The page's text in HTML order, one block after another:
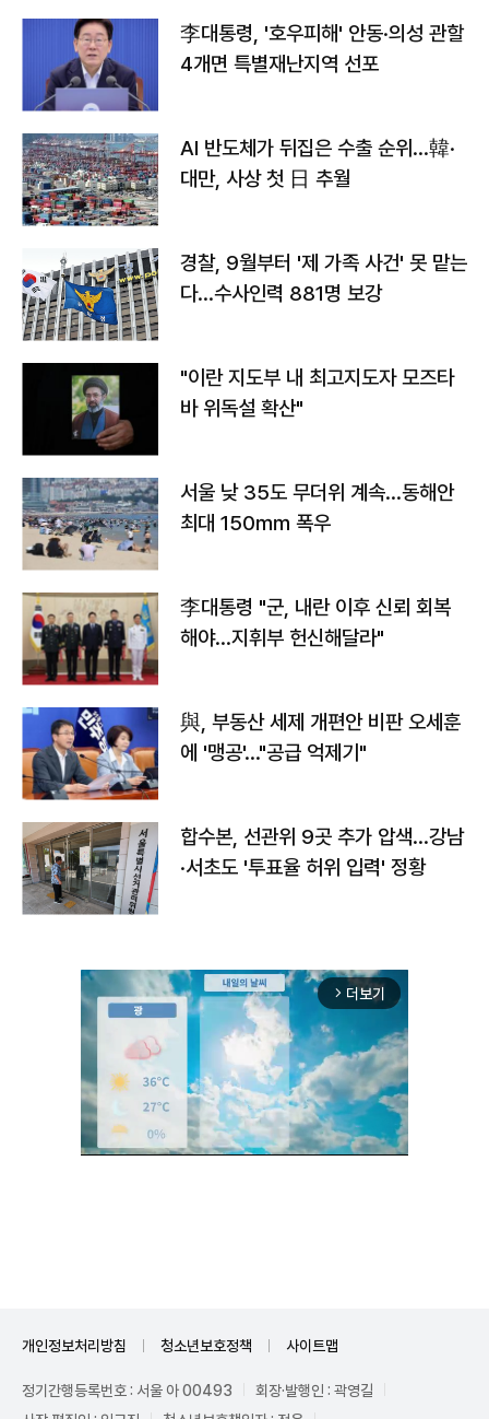
李대통령, '호우피해' 안동·의성 관할
4개면 특별재난지역 선포
AI 반도체가 뒤집은 수출 순위…韓·
대만, 사상 첫 日 추월
경찰, 9월부터 '제 가족 사건' 못 맡는
다…수사인력 881명 보강
"이란 지도부 내 최고지도자 모즈타
바 위독설 확산"
서울 낮 35도 무더위 계속…동해안
최대 150㎜ 폭우
李대통령 "군, 내란 이후 신뢰 회복
해야…지휘부 헌신해달라"
與, 부동산 세제 개편안 비판 오세훈
에 '맹공'…"공급 억제기"
합수본, 선관위 9곳 추가 압색…강남
·서초도 '투표율 허위 입력' 정황
arrow_forward_ios 더보기
개인정보처리방침 청소년보호정책 사이트맵
정기간행등록번호 : 서울 아 00493
회장·발행인 : 곽영길